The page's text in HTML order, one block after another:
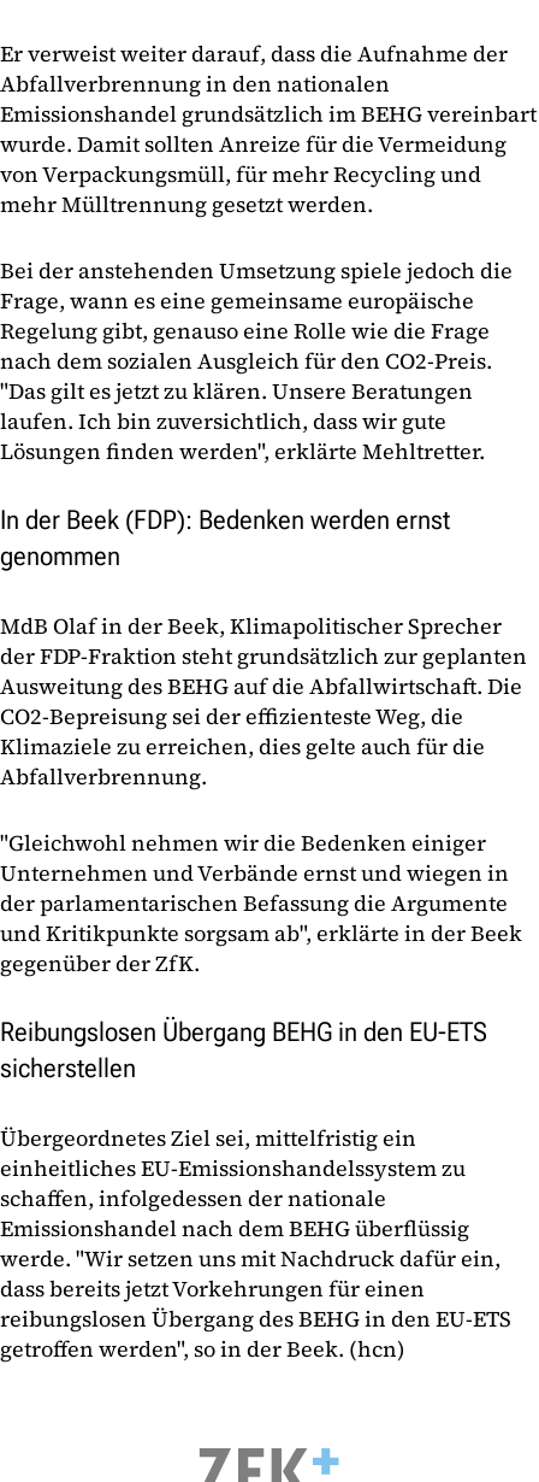
Er verweist weiter darauf, dass die Aufnahme der
Abfallverbrennung in den nationalen
Emissionshandel grundsätzlich im BEHG vereinbart
wurde. Damit sollten Anreize für die Vermeidung
von Verpackungsmüll, für mehr Recycling und
mehr Mülltrennung gesetzt werden.
Bei der anstehenden Umsetzung spiele jedoch die
Frage, wann es eine gemeinsame europäische
Regelung gibt, genauso eine Rolle wie die Frage
nach dem sozialen Ausgleich für den CO2-Preis.
"Das gilt es jetzt zu klären. Unsere Beratungen
laufen. Ich bin zuversichtlich, dass wir gute
Lösungen finden werden", erklärte Mehltretter.
In der Beek (FDP): Bedenken werden ernst
genommen
MdB Olaf in der Beek, Klimapolitischer Sprecher
der FDP-Fraktion steht grundsätzlich zur geplanten
Ausweitung des BEHG auf die Abfallwirtschaft. Die
CO2-Bepreisung sei der effizienteste Weg, die
Klimaziele zu erreichen, dies gelte auch für die
Abfallverbrennung.
"Gleichwohl nehmen wir die Bedenken einiger
Unternehmen und Verbände ernst und wiegen in
der parlamentarischen Befassung die Argumente
und Kritikpunkte sorgsam ab", erklärte in der Beek
gegenüber der ZfK.
Reibungslosen Übergang BEHG in den EU-ETS
sicherstellen
Übergeordnetes Ziel sei, mittelfristig ein
einheitliches EU-Emissionshandelssystem zu
schaffen, infolgedessen der nationale
Emissionshandel nach dem BEHG überflüssig
werde. "Wir setzen uns mit Nachdruck dafür ein,
dass bereits jetzt Vorkehrungen für einen
reibungslosen Übergang des BEHG in den EU-ETS
getroffen werden", so in der Beek. (hcn)